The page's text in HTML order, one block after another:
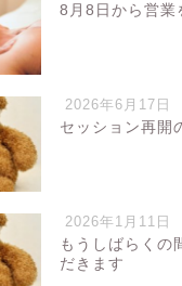
8月8日から営業
2026年6月17日
セッション再開
2026年1月11日
もうしばらくの
だきます